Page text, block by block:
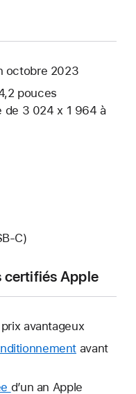
octobre 2023
pouces
de 3 024 x 1 964 à
C)
Apple
avantageux
avant
Une
d’un an Apple